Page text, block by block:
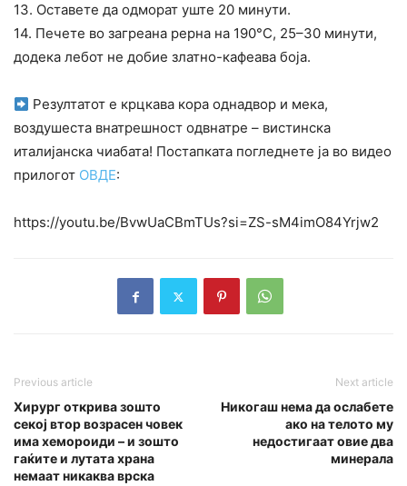
13. Оставете да одморат уште 20 минути.
14. Печете во загреана рерна на 190°C, 25–30 минути,
додека лебот не добие златно-кафеава боја.
Резултатот е крцкава кора однадвор и мека,
воздушеста внатрешност одвнатре – вистинска
италијанска чиабата! Постапката погледнете ја во видео
прилогот ОВДЕ:
https://youtu.be/BvwUaCBmTUs?si=ZS-sM4imO84Yrjw2
Previous article
Хирург открива зошто
секој втор возрасен човек
има хемороиди – и зошто
гаќите и лутата храна
немаат никаква врска
Next article
Никогаш нема да ослабете
ако на телото му
недостигаат овие два
минерала